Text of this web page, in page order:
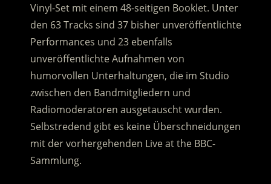
Vinyl-Set mit einem 48-seitigen Booklet. Unter
den 63 Tracks sind 37 bisher unveröffentlichte
Performances und 23 ebenfalls
unveröffentlichte Aufnahmen von
humorvollen Unterhaltungen, die im Studio
zwischen den Bandmitgliedern und
Radiomoderatoren ausgetauscht wurden.
Selbstredend gibt es keine Überschneidungen
mit der vorhergehenden Live at the BBC-
Sammlung.